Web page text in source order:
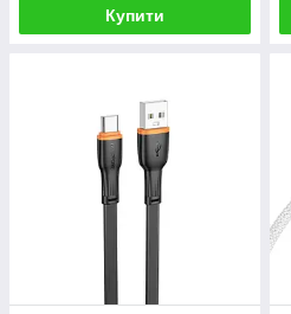
Купити